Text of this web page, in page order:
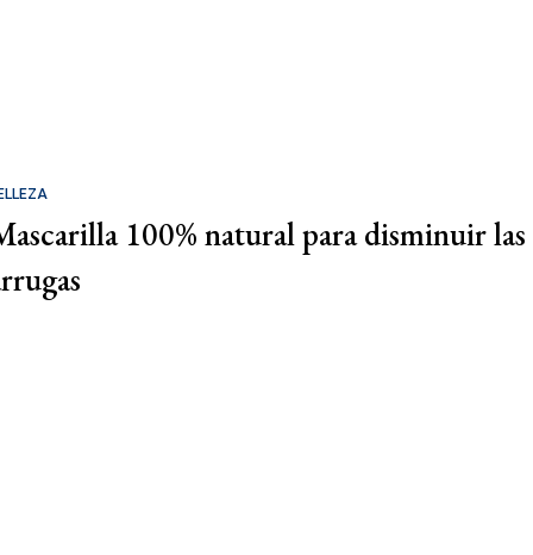
100% natural para disminuir las